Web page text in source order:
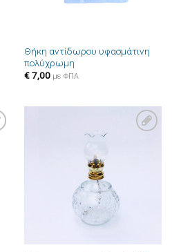
Θήκη αντίδωρου υφασμάτινη
πολύχρωμη
€7,00 με ΦΠΑ